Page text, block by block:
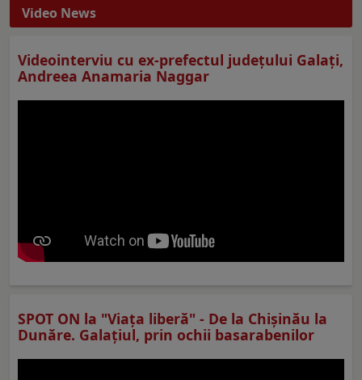
Video News
Videointerviu cu ex-prefectul judeţului Galaţi,
Andreea Anamaria Naggar
SPOT ON la "Viaţa liberă" - De la Chișinău la
Dunăre. Galațiul, prin ochii basarabenilor